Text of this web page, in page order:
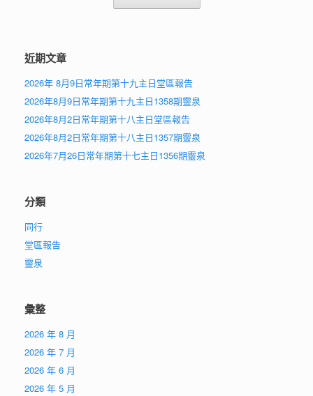
近期文章
2026年 8月9日常年期第十九主日堂區報告
2026年8月9日常年期第十九主日1358期靈泉
2026年8月2日常年期第十八主日堂區報告
2026年8月2日常年期第十八主日1357期靈泉
2026年7月26日常年期第十七主日1356期靈泉
分類
同行
堂區報告
靈泉
彙整
2026 年 8 月
2026 年 7 月
2026 年 6 月
2026 年 5 月